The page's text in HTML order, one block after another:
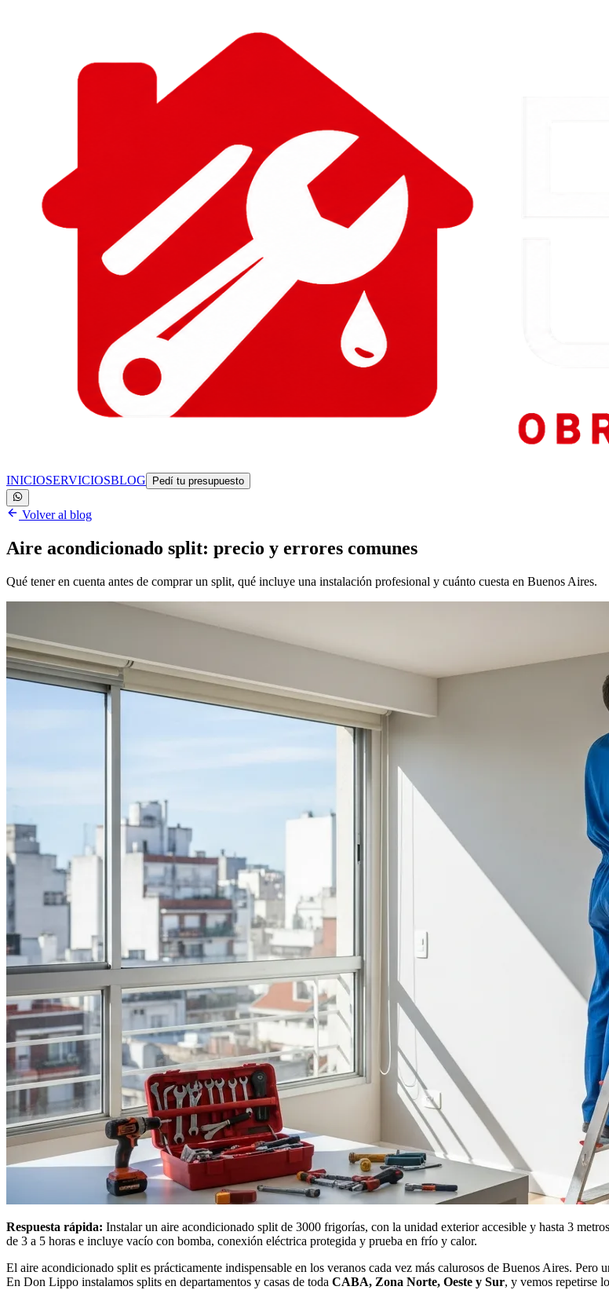
INICIOSERVICIOSBLOG Pedí tu presupuesto
Volver al blog
Aire acondicionado split: precio y errores comunes
Qué tener en cuenta antes de comprar un split, qué incluye una instalación profesional y cuánto cuesta en Buenos Aires.
Respuesta rápida: Instalar un aire acondicionado split de 3000 frigorías, con la unidad exterior accesible y hasta 3
de 3 a 5 horas e incluye vacío con bomba, conexión eléctrica protegida y prueba en frío y calor.
El aire acondicionado split es prácticamente indispensable en los veranos cada vez más calurosos de Buenos Aires.
En Don Lippo instalamos splits en departamentos y casas de toda CABA, Zona Norte, Oeste y Sur, y vemos repetirse